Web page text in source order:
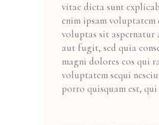
vitae dicta sunt
enim ipsam voluptatem
voluptas sit
aut fugit, sed quia
magni dolores eos qui
voluptatem sequi
porro quisquam est,